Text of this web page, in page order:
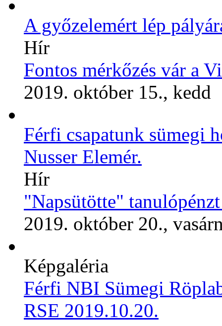
A győzelemért lép
Hír
Fontos mérkőzés vár a
2019. október 15., kedd
Férfi csapatunk sümegi
Nusser Elemér.
Hír
"Napsütötte"
2019. október 20.,
Képgaléria
Férfi NBI Sümegi
RSE 2019.10.20.